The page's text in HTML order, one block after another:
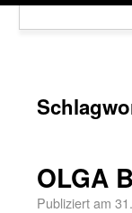
OLGA
Publiziert am